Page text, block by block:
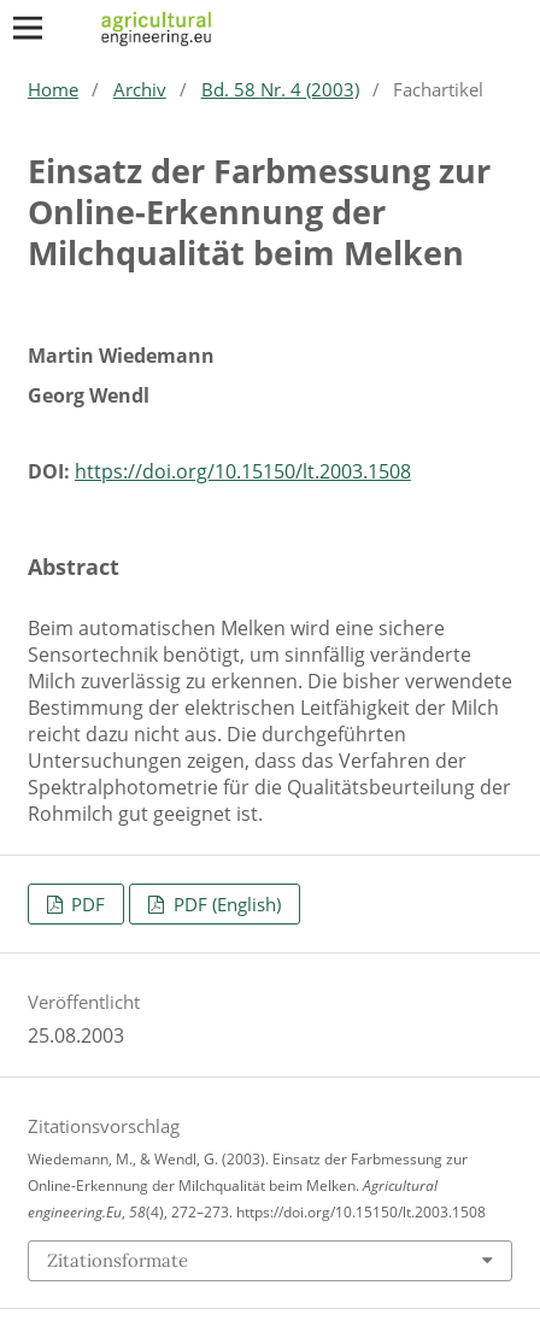
Home / Archiv / Bd. 58 Nr. 4 (2003) / Fachartikel
Einsatz der Farbmessung zur
Online-Erkennung der
Milchqualität beim Melken
Martin Wiedemann
Georg Wendl
DOI: https://doi.org/10.15150/lt.2003.1508
Abstract
Beim automatischen Melken wird eine sichere
Sensortechnik benötigt, um sinnfällig veränderte
Milch zuverlässig zu erkennen. Die bisher verwendete
Bestimmung der elektrischen Leitfähigkeit der Milch
reicht dazu nicht aus. Die durchgeführten
Untersuchungen zeigen, dass das Verfahren der
Spektralphotometrie für die Qualitätsbeurteilung der
Rohmilch gut geeignet ist.
PDF PDF (English)
Veröffentlicht
25.08.2003
Zitationsvorschlag
Wiedemann, M., & Wendl, G. (2003). Einsatz der Farbmessung zur
Online-Erkennung der Milchqualität beim Melken.Agricultural
engineering.Eu, 58(4), 272–273. https://doi.org/10.15150/lt.2003.1508
Zitationsformate